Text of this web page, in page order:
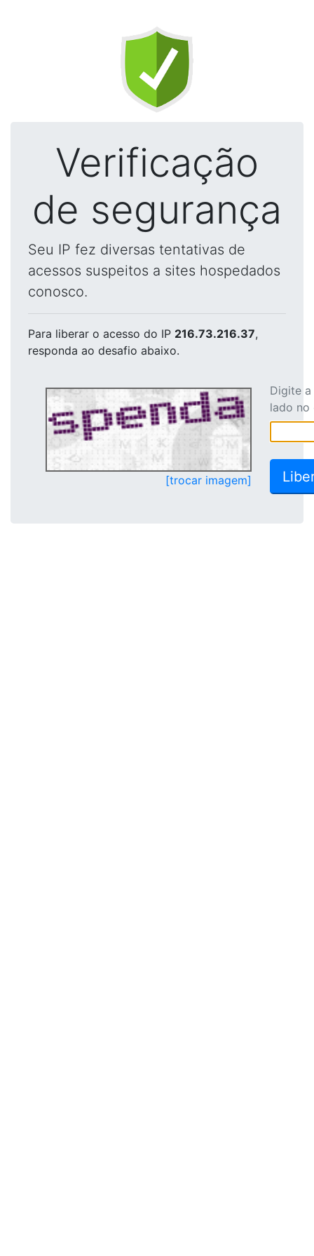
Verificação
de segurança
Seu IP fez diversas tentativas de
acessos suspeitos a sites hospedados
conosco.
Para liberar o acesso do IP 216.73.216.37,
responda ao desafio abaixo.
[trocar imagem]
Digite
lado no